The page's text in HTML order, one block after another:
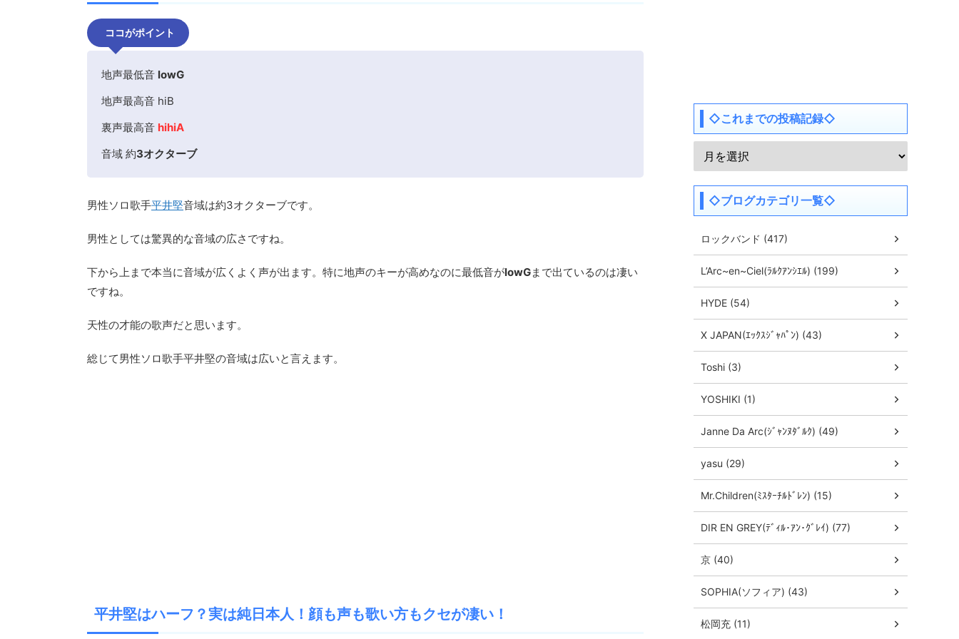
ココがポイント
地声最低音 lowG
地声最高音 hiB
裏声最高音 hihiA
音域 約3オクターブ
男性ソロ歌手平井堅音域は約3オクターブです。
男性としては驚異的な音域の広さですね。
下から上まで本当に音域が広くよく声が出ます。特に地声のキーが高めなのに最低音がlowGまで出ているのは凄い
ですね。
天性の才能の歌声だと思います。
総じて男性ソロ歌手平井堅の音域は広いと言えます。
平井堅はハーフ？実は純日本人！顔も声も歌い方もクセが凄い！
◇これまでの投稿記録◇
◇ブログカテゴリ一覧◇
ロックバンド (417)
L’Arc~en~Ciel(ﾗﾙｸｱﾝｼｴﾙ) (199)
HYDE (54)
X JAPAN(ｴｯｸｽｼﾞｬﾊﾟﾝ) (43)
Toshi (3)
YOSHIKI (1)
Janne Da Arc(ｼﾞｬﾝﾇﾀﾞﾙｸ) (49)
yasu (29)
Mr.Children(ﾐｽﾀｰﾁﾙﾄﾞﾚﾝ) (15)
DIR EN GREY(ﾃﾞｨﾙ･ｱﾝ･ｸﾞﾚｲ) (77)
京 (40)
SOPHIA(ソフィア) (43)
松岡充 (11)